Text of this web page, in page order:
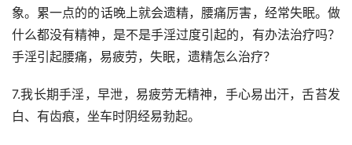
象。累一点的的话晚上就会遗精，腰痛厉害，经常失眠。做
什么都没有精神，是不是手淫过度引起的，有办法治疗吗？
手淫引起腰痛，易疲劳，失眠，遗精怎么治疗？
7.我长期手淫，早泄，易疲劳无精神，手心易出汗，舌苔发
白、有齿痕，坐车时阴经易勃起。